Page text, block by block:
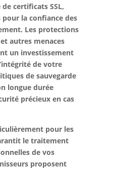
certificats SSL,
la confiance des
Les protections
autres menaces
un investissement
de votre
de sauvegarde
longue durée
précieux en cas
pour les
le traitement
de vos
proposent